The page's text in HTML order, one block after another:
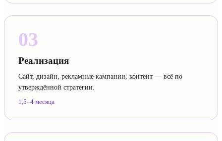
03
Реализация
Сайт, дизайн, рекламные кампании, контент — всё по
утверждённой стратегии.
1,5–4 месяца